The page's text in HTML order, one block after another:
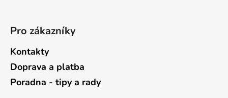
Pro zákazníky
Kontakty
Doprava a platba
Poradna - tipy a rady